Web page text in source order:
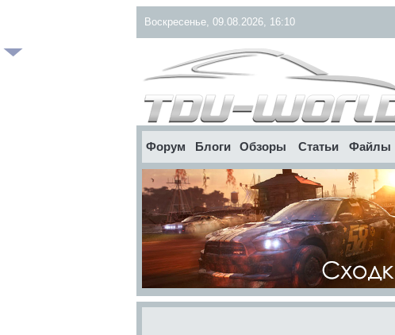
Воскресенье, 09.08.2026, 16:10
Форум Блоги Обзоры Статьи Файлы